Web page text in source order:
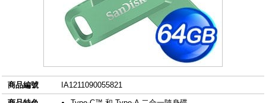
商品編號
IA1211090055821